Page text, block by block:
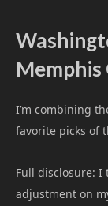
Memphis
I’m combining
favorite picks of
Full disclosure:
adjustment on